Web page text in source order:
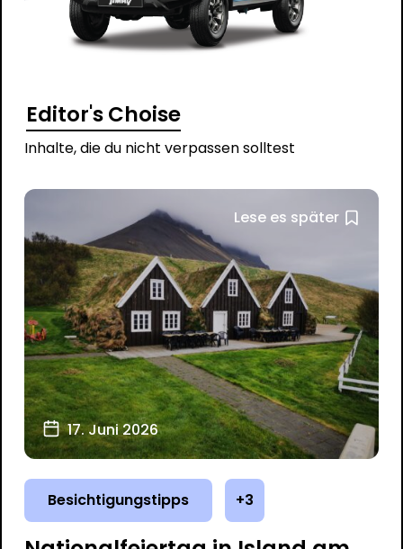
Editor's Choise
Inhalte, die du nicht verpassen solltest
Lese es später
17. Juni 2026
Besichtigungstipps +3